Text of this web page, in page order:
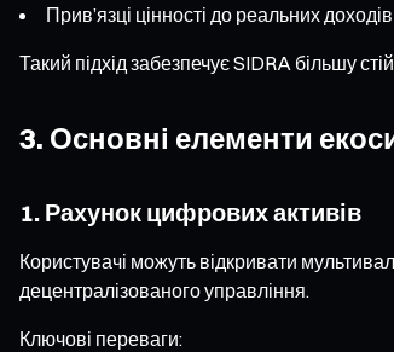
Прив’язці цінності до реальних
Такий підхід забезпечує SIDRA більшу
3. Основні елементи
1. Рахунок цифрових активів
Користувачі можуть відкривати
децентралізованого управління.
Ключові переваги: